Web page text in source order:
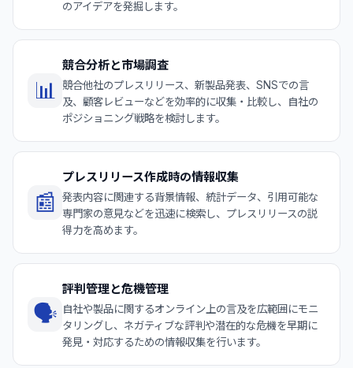
のアイデアを発掘します。
📊
競合分析と市場調査
競合他社のプレスリリース、新製品発表、SNSでの言
及、顧客レビューなどを効率的に収集・比較し、自社の
ポジショニング戦略を検討します。
📰
プレスリリース作成時の情報収集
発表内容に関連する背景情報、統計データ、引用可能な
専門家の意見などを迅速に検索し、プレスリリースの説
得力を高めます。
🗣️
評判管理と危機管理
自社や製品に関するオンライン上の言及を広範囲にモニ
タリングし、ネガティブな評判や潜在的な危機を早期に
発見・対応するための情報収集を行います。